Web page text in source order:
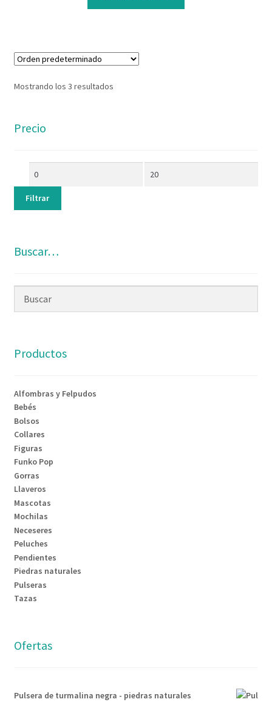
Mostrando los 3 resultados
Precio
Filtrar
Buscar…
Productos
Alfombras y Felpudos
Bebés
Bolsos
Collares
Figuras
Funko Pop
Gorras
Llaveros
Mascotas
Mochilas
Neceseres
Peluches
Pendientes
Piedras naturales
Pulseras
Tazas
Ofertas
Pulsera de turmalina negra - piedras naturales